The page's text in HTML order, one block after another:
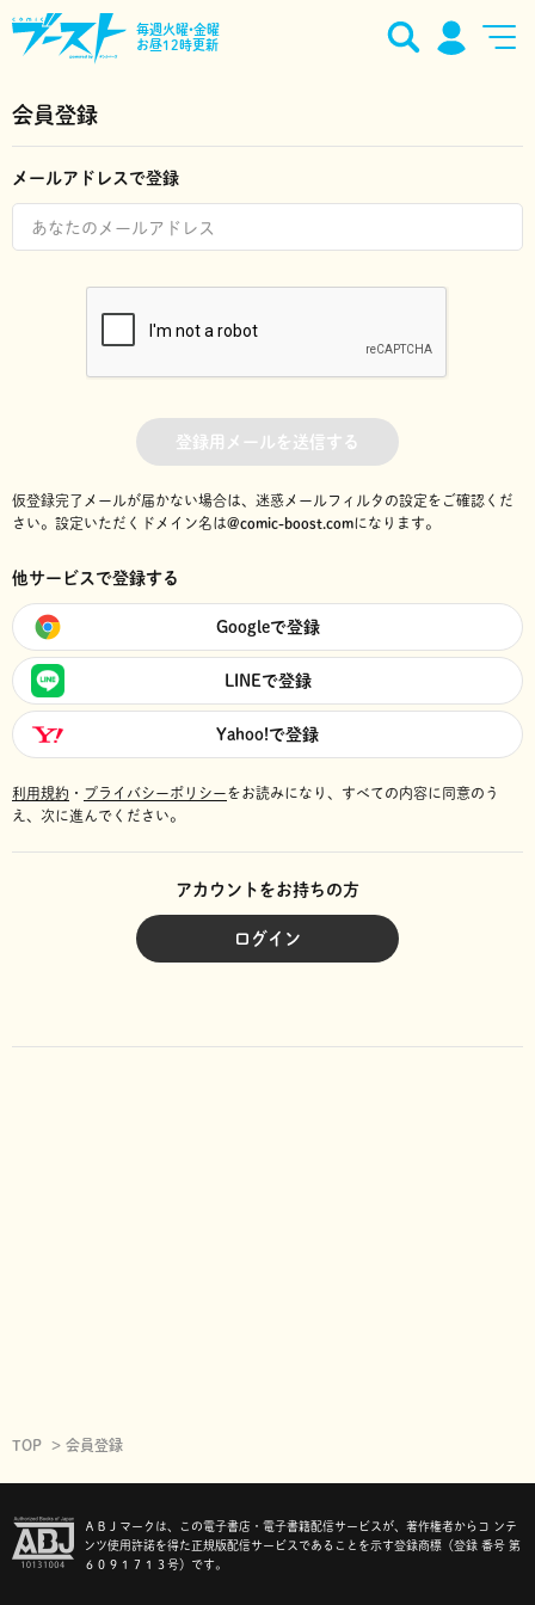
毎週火曜•金曜
お昼12時更新
会員登録
メールアドレスで登録
登録用メールを送信する
仮登録完了メールが届かない場合は、迷惑メールフィルタの設定をご確認くだ
さい。 設定いただくドメイン名は@comic-boost.comになります。
他サービスで登録する
Googleで登録
LINEで登録
Yahoo!で登録
利用規約 ・ プライバシーポリシーをお読みになり、 すべての内容に同意のう
え、次に進んでください。
アカウントをお持ちの方
ログイン
TOP 会員登録
ＡＢＪマークは、この電子書店・電子書籍配信サービスが、著作権者からコ ンテ
ンツ使用許諾を得た正規版配信サービスであることを示す登録商標（登録 番号 第
６０９１７１３号）です。